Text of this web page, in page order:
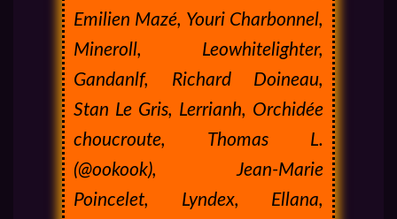
Emilien Mazé, Youri Charbonnel,
Mineroll, Leowhitelighter,
Gandanlf, Richard Doineau,
Stan Le Gris, Lerrianh, Orchidée
choucroute, Thomas L.
(@ookook), Jean-Marie
Poincelet, Lyndex, Ellana,